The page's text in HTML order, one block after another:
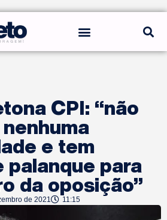
CPI: “não
e tem
palanque para
da oposição”
de 2021 11:15